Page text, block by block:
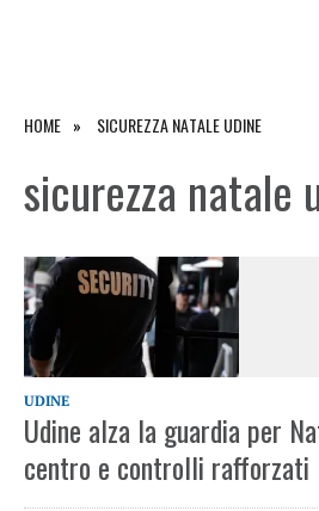
HOME SICUREZZA NATALE UDINE
sicurezza natale
UDINE
Udine alza la guardia per
centro e controlli rafforzati